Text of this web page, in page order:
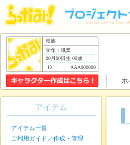
種族
学年：職業
00月00日生 00歳
AAA000000
アイテム
アイテム一覧
ご利用ガイド／作成・管理